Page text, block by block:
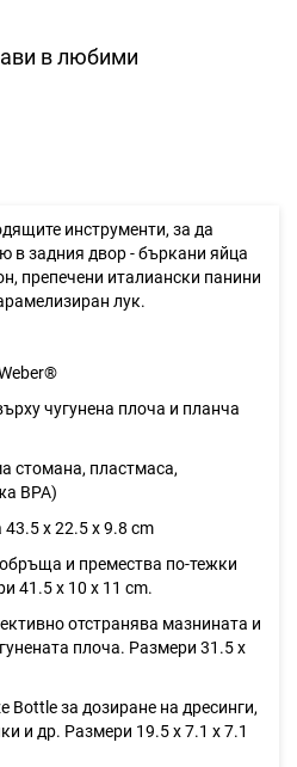
в любими
инструменти, за да
в задния двор - бъркани яйца
препечени италиански панини
лук.
чугунена плоча и планча
стомана, пластмаса,
BPA)
х 22.5 х 9.8 cm
и премества по-тежки
41.5 х 10 х 11 cm.
отстранява мазнината и
плоча. Размери 31.5 х
Bottle за дозиране на дресинги,
и др. Размери 19.5 х 7.1 х 7.1